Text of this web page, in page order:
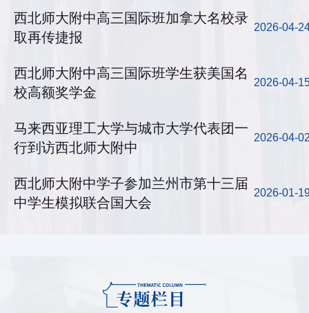
西北师大附中高三国际班加拿大名校录
取再传捷报
2026-04-
西北师大附中高三国际班学生获美国名
校高额奖学金
2026-04-
马来西亚理工大学与城市大学代表团一
行到访西北师大附中
2026-04-
西北师大附中学子参加兰州市第十三届
中学生模拟联合国大会
2026-01-